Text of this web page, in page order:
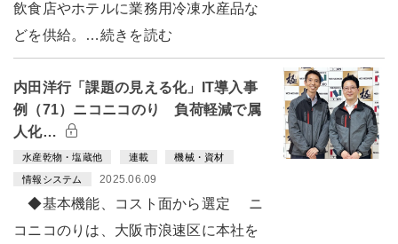
飲食店やホテルに業務用冷凍水産品な
どを供給。…続きを読む
内田洋行「課題の見える化」IT導入事
例（71）ニコニコのり 負荷軽減で属
人化…
水産乾物・塩蔵他 連載 機械・資材
情報システム 2025.06.09
◆基本機能、コスト面から選定 ニ
コニコのりは、大阪市浪速区に本社を